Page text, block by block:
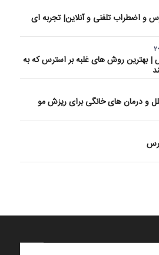
و اضطراب تلفنی و آنلاین| تجربه ای
| بهترین روش های غلبه بر استرس که به
و درمان های خانگی برای ریزش مو